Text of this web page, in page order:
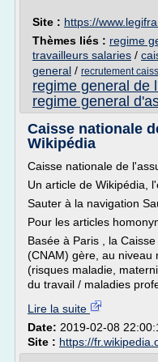
Site : https://
Thèmes liés : regime
travailleurs salaries /
general / recrutement
regime general de
regime general
Caisse nationale
Wikipédia
Caisse nationale de
Un article de Wikipédia,
Sauter à la navigation
Pour les articles
Basée à Paris , la
(CNAM) gère, au niveau
(risques maladie,
du travail / maladies
Lire la suite
Date: 2019-02-08
Site : https://